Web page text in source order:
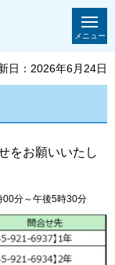
メニュー
日：2026年6月24日
をお願いいたし
00分～午後5時30分